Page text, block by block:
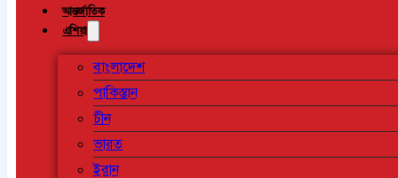
আন্তর্জাতিক
এশিয়া
বাংলাদেশ
পাকিস্তান
চীন
ভারত
ইরান